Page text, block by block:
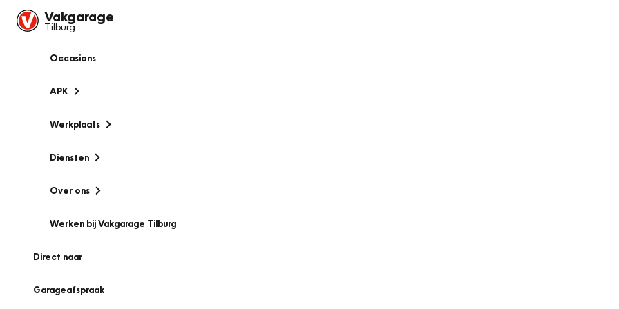
Vakgarage
Tilburg
Occasions
APK
Werkplaats
Diensten
Over ons
Werken bij Vakgarage Tilburg
Direct naar
Garageafspraak